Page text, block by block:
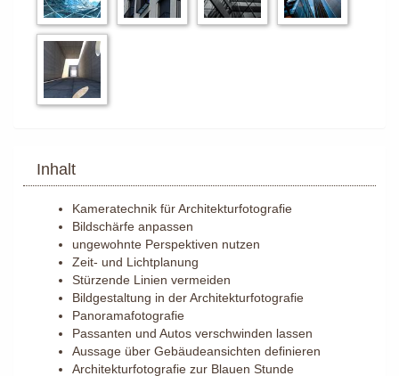
Inhalt
Kameratechnik für Architekturfotografie
Bildschärfe anpassen
ungewohnte Perspektiven nutzen
Zeit- und Lichtplanung
Stürzende Linien vermeiden
Bildgestaltung in der Architekturfotografie
Panoramafotografie
Passanten und Autos verschwinden lassen
Aussage über Gebäudeansichten definieren
Architekturfotografie zur Blauen Stunde